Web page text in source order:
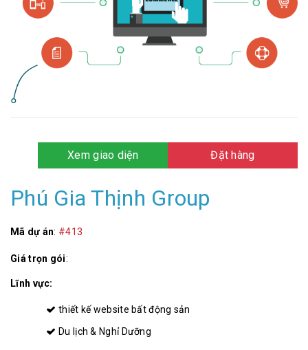
Xem giao diện Đặt hàng
Phú Gia Thịnh Group
Mã dự án: #413
Giá trọn gói:
Lĩnh vực:
thiết kế website bất động sản
Du lịch & Nghỉ Dưỡng